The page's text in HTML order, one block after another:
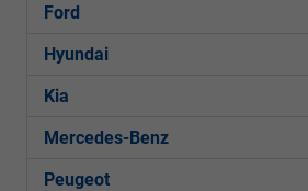
Ford
Hyundai
Kia
Mercedes-Benz
Peugeot